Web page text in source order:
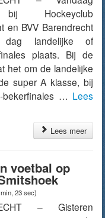
Hockeyclub
en BVV Barendrecht
landelijke of
plaats. Bij de
het om de landelijke
super A klasse, bij
bekerfinales … Lees
Lees meer
voetbal op
23 sec)
– Gisteren